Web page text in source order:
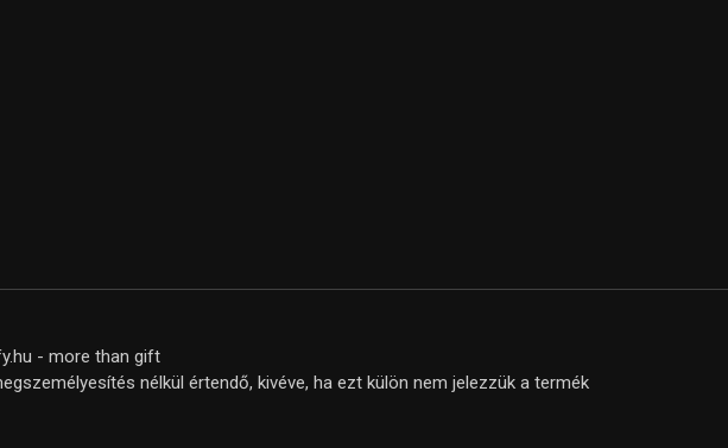
- more than gift
nélkül értendő, kivéve, ha ezt külön nem jelezzük a termék